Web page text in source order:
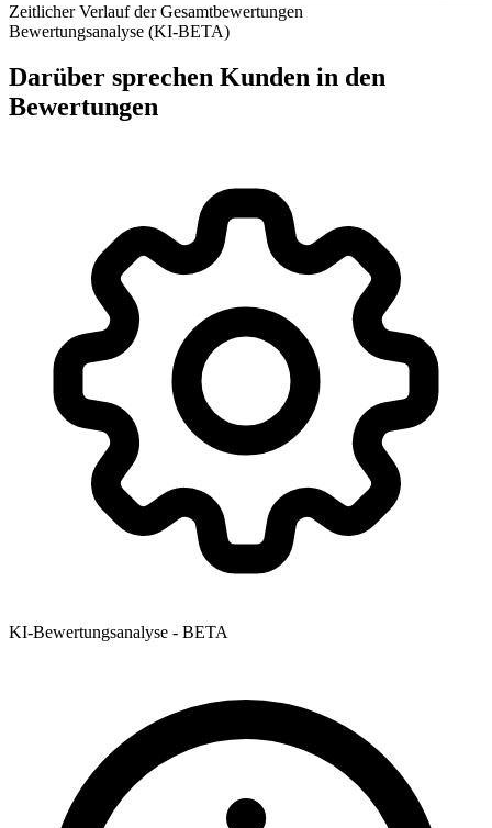
Zeitlicher Verlauf der Gesamtbewertungen
Bewertungsanalyse (KI-BETA)
Darüber sprechen Kunden in den
Bewertungen
KI-Bewertungsanalyse - BETA